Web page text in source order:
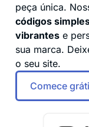
peça única.
códigos
vibrantes e
sua marca.
o seu site.
Comece